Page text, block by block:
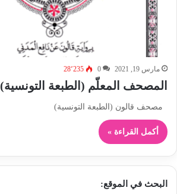
مارس 19, 2021 0 28٬235
المصحف المعلّم (الطبعة التونسية)
مصحف قالون (الطبعة التونسية)
أكمل القراءة »
البحث في الموقع: